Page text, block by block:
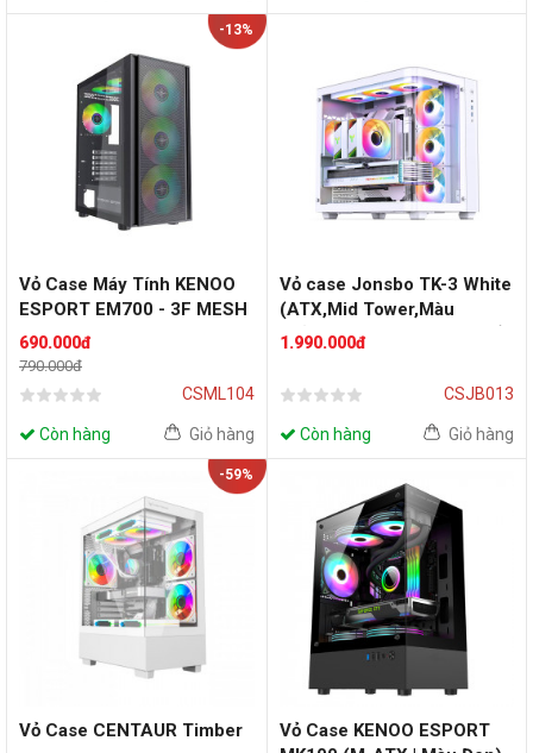
-13%
Vỏ Case Máy Tính KENOO
ESPORT EM700 - 3F MESH
BLACK (EATX, Màu Đen, 3
Fan RGB)
690.000đ
790.000đ
CSML104
Còn hàng Giỏ hàng
Vỏ case Jonsbo TK-3 White
(ATX,Mid Tower,Màu
Trắng,Kính Cong) Case Bể
1.990.000đ
CSJB013
Còn hàng Giỏ hàng
-59%
Vỏ Case CENTAUR Timber
Vỏ Case KENOO ESPORT